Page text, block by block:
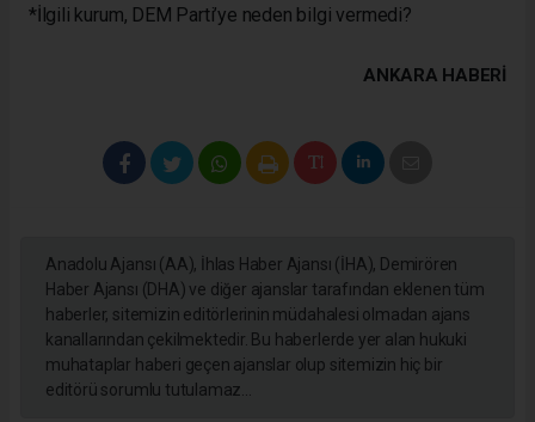
*İlgili kurum, DEM Parti’ye neden bilgi vermedi?
ANKARA HABERİ
Anadolu Ajansı (AA), İhlas Haber Ajansı (İHA), Demirören
Haber Ajansı (DHA) ve diğer ajanslar tarafından eklenen tüm
haberler, sitemizin editörlerinin müdahalesi olmadan ajans
kanallarından çekilmektedir. Bu haberlerde yer alan hukuki
muhataplar haberi geçen ajanslar olup sitemizin hiç bir
editörü sorumlu tutulamaz...